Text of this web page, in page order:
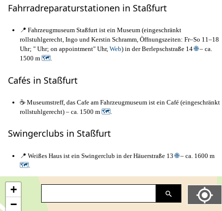
Fahrradreparaturstationen in Staßfurt
📍 Fahrzeugmuseum Staßfurt ist ein Museum (eingeschränkt
rollstuhlgerecht, Ingo und Kerstin Schramm, Öffnungszeiten: Fr–So 11–18
Uhr; " Uhr; on appointment" Uhr, Web) in der Berlepschstraße 14🌐– ca.
1500 m 🗺.
Cafés in Staßfurt
☕ Museumstreff, das Cafe am Fahrzeugmuseum ist ein Café (eingeschränkt
rollstuhlgerecht) – ca. 1500 m 🗺
Swingerclubs in Staßfurt
📍 Weißes Haus ist ein Swingerclub in der Häuerstraße 13🌐– ca. 1600 m
🗺
+
−